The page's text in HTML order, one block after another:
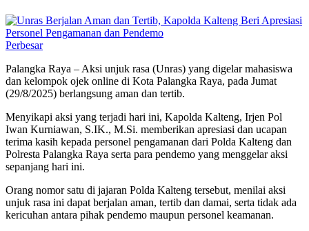
Perbesar
Palangka Raya – Aksi unjuk rasa (Unras) yang digelar mahasiswa
dan kelompok ojek online di Kota Palangka Raya, pada Jumat
(29/8/2025) berlangsung aman dan tertib.
Menyikapi aksi yang terjadi hari ini, Kapolda Kalteng, Irjen Pol
Iwan Kurniawan, S.IK., M.Si. memberikan apresiasi dan ucapan
terima kasih kepada personel pengamanan dari Polda Kalteng dan
Polresta Palangka Raya serta para pendemo yang menggelar aksi
sepanjang hari ini.
Orang nomor satu di jajaran Polda Kalteng tersebut, menilai aksi
unjuk rasa ini dapat berjalan aman, tertib dan damai, serta tidak ada
kericuhan antara pihak pendemo maupun personel keamanan.